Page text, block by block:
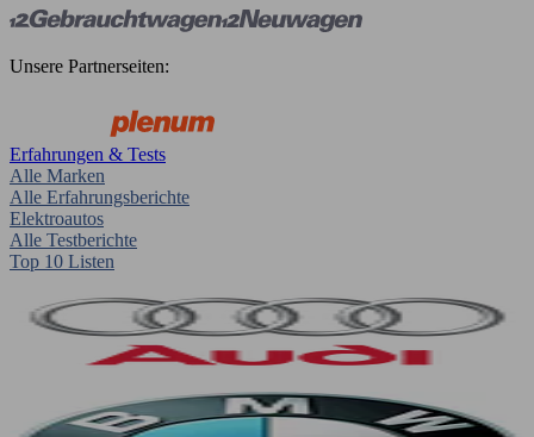
Unsere Partnerseiten:
Erfahrungen & Tests
Alle Marken
Alle Erfahrungsberichte
Elektroautos
Alle Testberichte
Top 10 Listen